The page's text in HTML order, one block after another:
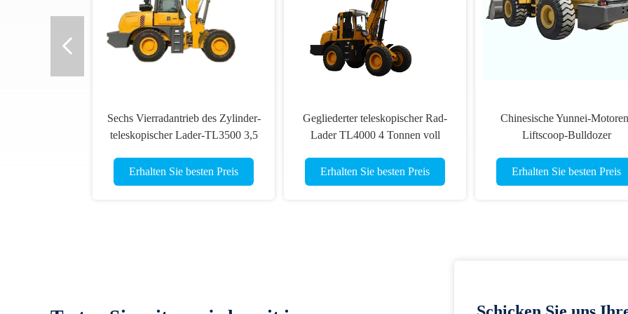
Sechs Vierradantrieb des Zylinder-
teleskopischer Lader-TL3500 3,5
Erhalten Sie besten Preis
Gegliederter teleskopischer Rad-
Lader TL4000 4 Tonnen voll
Erhalten Sie besten Preis
Chinesische Yunnei-Motoren-
Liftscoop-Bulldozer
Ausrüstung für Bau- und
Erdbewegungsarbeiten
Erhalten Sie besten Preis